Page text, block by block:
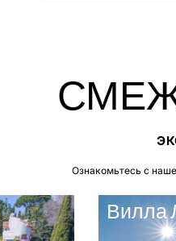
Ознакомьтесь с
Вилла